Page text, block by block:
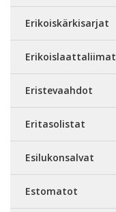
Erikoiskärkisarjat
Erikoislaattaliimat
Eristevaahdot
Eritasolistat
Esilukonsalvat
Estomatot